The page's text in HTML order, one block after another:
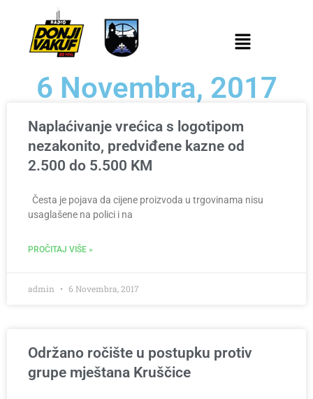
6 Novembra, 2017
Naplaćivanje vrećica s logotipom
nezakonito, predviđene kazne od
2.500 do 5.500 KM
Česta je pojava da cijene proizvoda u trgovinama nisu
usaglašene na polici i na
PROČITAJ VIŠE »
admin 6 Novembra, 2017
Održano ročište u postupku protiv
grupe mještana Kruščice